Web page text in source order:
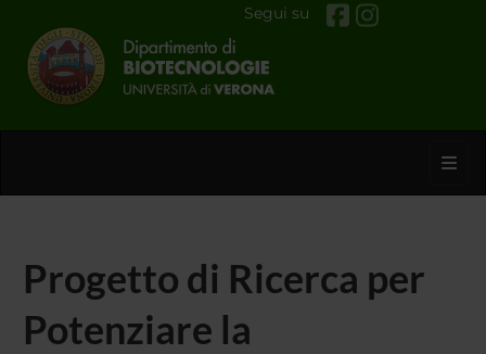
Segui su
Progetto di Ricerca per
Potenziare la